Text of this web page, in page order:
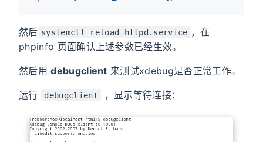
然后 systemctl reload httpd.service ，在
phpinfo 页面确认上述参数已经生效。
然后用debugclient 来测试xdebug是否正常工作。
运行 debugclient ，显示等待连接：